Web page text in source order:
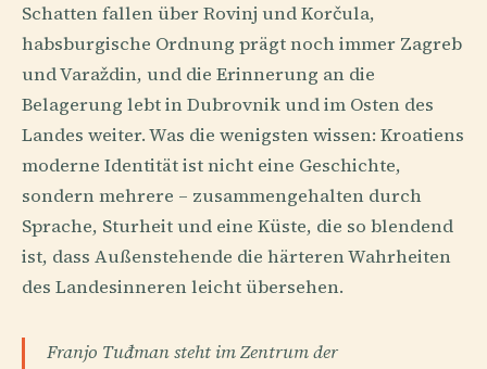
Schatten fallen über Rovinj und Korčula,
habsburgische Ordnung prägt noch immer Zagreb
und Varaždin, und die Erinnerung an die
Belagerung lebt in Dubrovnik und im Osten des
Landes weiter. Was die wenigsten wissen: Kroatiens
moderne Identität ist nicht eine Geschichte,
sondern mehrere – zusammengehalten durch
Sprache, Sturheit und eine Küste, die so blendend
ist, dass Außenstehende die härteren Wahrheiten
des Landesinneren leicht übersehen.
Franjo Tuđman steht im Zentrum der